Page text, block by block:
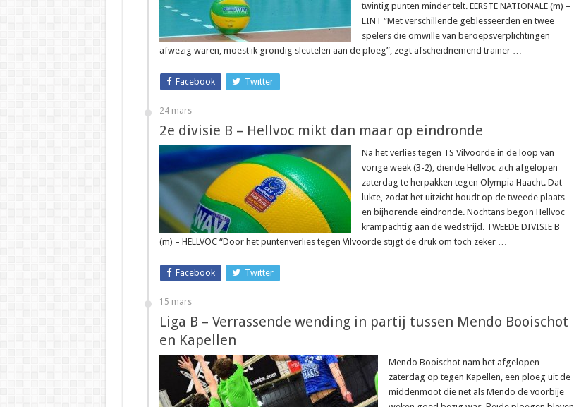
twintig punten minder telt. EERSTE NATIONALE (m) –
LINT “Met verschillende geblesseerden en twee
spelers die omwille van beroepsverplichtingen
afwezig waren, moest ik grondig sleutelen aan de ploeg”, zegt afscheidnemend trainer …
Facebook Twitter
24 mars
2e divisie B – Hellvoc mikt dan maar op eindronde
Na het verlies tegen TS Vilvoorde in de loop van
vorige week (3-2), diende Hellvoc zich afgelopen
zaterdag te herpakken tegen Olympia Haacht. Dat
lukte, zodat het uitzicht houdt op de tweede plaats
en bijhorende eindronde. Nochtans begon Hellvoc
krampachtig aan de wedstrijd. TWEEDE DIVISIE B
(m) – HELLVOC “Door het puntenverlies tegen Vilvoorde stijgt de druk om toch zeker …
Facebook Twitter
15 mars
Liga B – Verrassende wending in partij tussen Mendo Booischot
en Kapellen
Mendo Booischot nam het afgelopen
zaterdag op tegen Kapellen, een ploeg uit de
middenmoot die net als Mendo de voorbije